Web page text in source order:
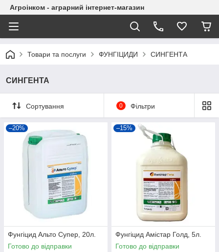
Агроінком - аграрний інтернет-магазин
Товари та послуги ФУНГІЦИДИ СИНГЕНТА
СИНГЕНТА
Сортування 0 Фільтри
–20%
Фунгіцид Альто Супер, 20л.
Готово до відправки
–15%
Фунгіцид Амістар Голд, 5л.
Готово до відправки